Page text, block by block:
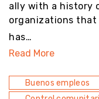
ally with a history
organizations that
has…
Read More
Buenos empleos